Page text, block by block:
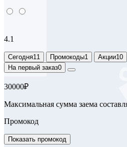
4.1
Сегодня11 Промокоды1 Акции10
На первый заказ0
30000₽
Максимальная сумма заема
Промокод
Показать промокод